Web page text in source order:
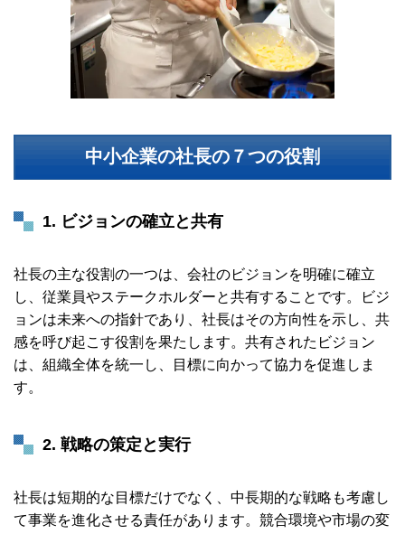
中小企業の社長の７つの役割
1. ビジョンの確立と共有
社長の主な役割の一つは、会社のビジョンを明確に確立
し、従業員やステークホルダーと共有することです。ビジ
ョンは未来への指針であり、社長はその方向性を示し、共
感を呼び起こす役割を果たします。共有されたビジョン
は、組織全体を統一し、目標に向かって協力を促進しま
す。
2. 戦略の策定と実行
社長は短期的な目標だけでなく、中長期的な戦略も考慮し
て事業を進化させる責任があります。競合環境や市場の変